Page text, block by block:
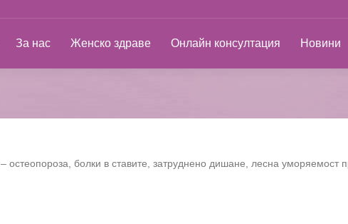
За нас Женско здраве Онлайн консултация Новини
– остеопороза, болки в ставите, затруднено дишане, лесна уморяемост
За нас Женско здраве Онлайн консултация Новини